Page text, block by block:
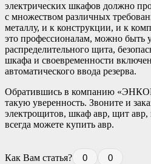
электрических шкафов должно
с множеством различных
металлу, и к конструкции, и к
это профессионалам, можно быть
распределительного щита,
шкафа и своевременности
автоматического ввода резерва.
Обратившись в компанию
такую уверенность. Звоните и
электрощитов, шкаф авр, щит
всегда можете купить авр.
Как Вам статья? 0 0